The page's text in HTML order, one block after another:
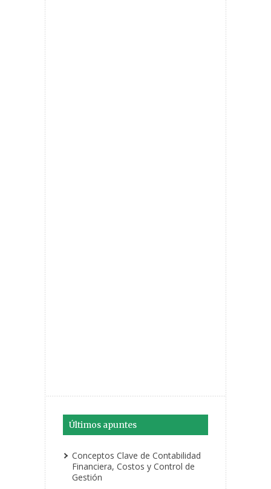
Últimos apuntes
Conceptos Clave de Contabilidad
Financiera, Costos y Control de
Gestión